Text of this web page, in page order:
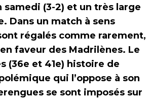
samedi (3-2) et un très large
Dans un match à sens
régalés comme rarement,
faveur des Madrilènes. Le
(36e et 41e) histoire de
qui l’oppose à son
se sont imposés sur